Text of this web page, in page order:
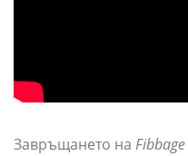
Завръщането на Fibbage